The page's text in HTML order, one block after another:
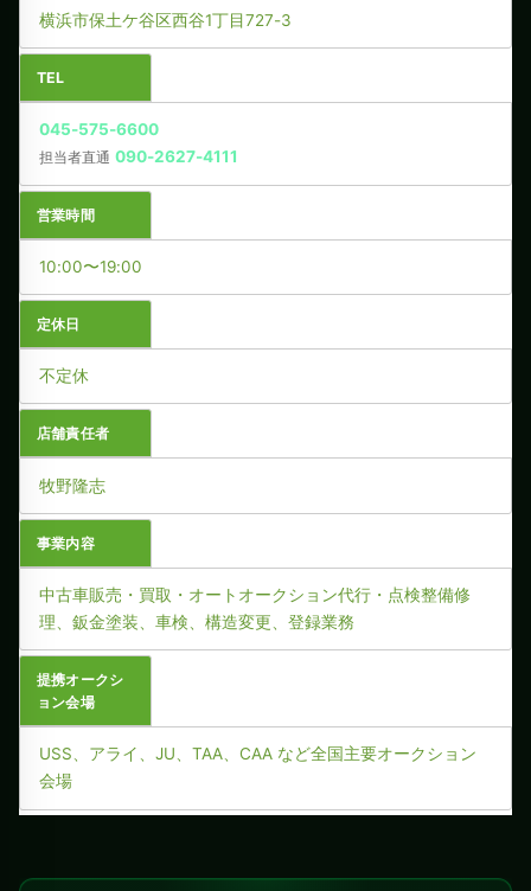
横浜市保土ケ谷区西谷1丁目727-3
TEL
045-575-6600
担当者直通 090-2627-4111
営業時間
10:00〜19:00
定休日
不定休
店舗責任者
牧野隆志
事業内容
中古車販売・買取・オートオークション代行・点検整備修
理、鈑金塗装、車検、構造変更、登録業務
提携オークシ
ョン会場
USS、アライ、JU、TAA、CAA など全国主要オークション
会場